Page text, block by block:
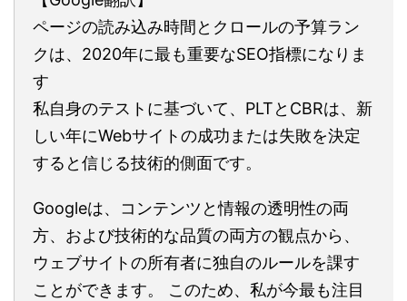
ページの読み込み時間とクロールの予算ラン
クは、2020年に最も重要なSEO指標になりま
す
私自身のテストに基づいて、PLTとCBRは、新
しい年にWebサイトの成功または失敗を決定
すると信じる技術的側面です。
Googleは、コンテンツと情報の透明性の両
方、および技術的な品質の両方の観点から、
ウェブサイトの所有者に独自のルールを課す
ことができます。 このため、私が今最も注目